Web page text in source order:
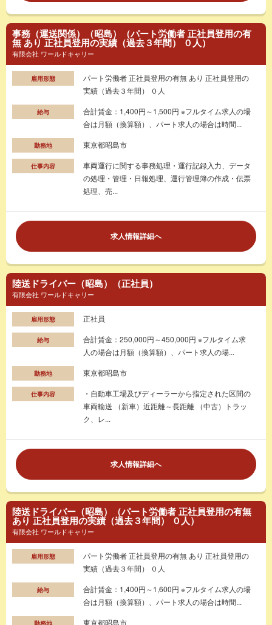
事務（運送関係）（昭島）（パート労働者 正社員登用の有
無 あり 正社員登用の実績（過去３年間） ０人）
有限会社 ワールドキャリー
雇用形態
パート労働者 正社員登用の有無 あり 正社員登用の
実績（過去３年間） ０人
給与
合計賃金：1,400円～1,500円 ※フルタイム求人の場
合は月額（換算額）、パート求人の場合は時間...
勤務地 東京都昭島市
仕事内容
車両運行に関する事務処理・運行記録入力、データ
の処理・管理・日報処理、運行管理簿の作成・伝票
処理、売...
求人情報詳細へ
陸送ドライバー（昭島）（正社員）
有限会社 ワールドキャリー
雇用形態 正社員
給与
合計賃金：250,000円～450,000円 ※フルタイム求
人の場合は月額（換算額）、パート求人の場...
勤務地 東京都昭島市
仕事内容
・自動車工場及びディーラーから指定された区間の
車両輸送 （新車）近距離～長距離 （中古）トラッ
ク、レ...
求人情報詳細へ
陸送ドライバー（昭島）（パート労働者 正社員登用の有無
あり 正社員登用の実績（過去３年間） ０人）
有限会社 ワールドキャリー
雇用形態
パート労働者 正社員登用の有無 あり 正社員登用の
実績（過去３年間） ０人
給与
合計賃金：1,400円～1,600円 ※フルタイム求人の場
合は月額（換算額）、パート求人の場合は時間...
勤務地 東京都昭島市